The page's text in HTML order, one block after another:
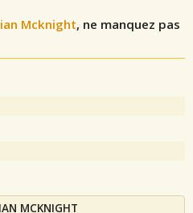
Mcknight, ne manquez pas
MCKNIGHT